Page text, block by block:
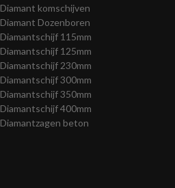
Diamant komschijven
Diamant Dozenboren
Diamantschijf 115mm
Diamantschijf 125mm
Diamantschijf 230mm
Diamantschijf 300mm
Diamantschijf 350mm
Diamantschijf 400mm
Diamantzagen beton